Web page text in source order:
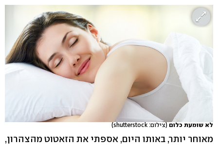
לא שומעת כלום(צילום: shutterstock)
מאוחר יותר, באותו היום, אספתי את הזאטוט מהצהרון,